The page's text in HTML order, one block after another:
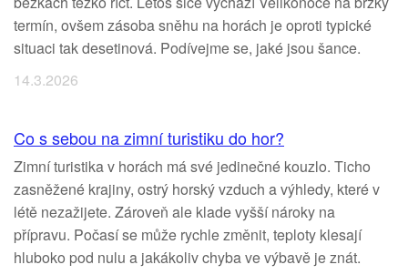
termín, ovšem zásoba sněhu na horách je oproti typické
situaci tak desetinová. Podívejme se, jaké jsou šance.
14.3.2026
Co s sebou na zimní turistiku do hor?
Zimní turistika v horách má své jedinečné kouzlo. Ticho
zasněžené krajiny, ostrý horský vzduch a výhledy, které v
létě nezažijete. Zároveň ale klade vyšší nároky na
přípravu. Počasí se může rychle změnit, teploty klesají
hluboko pod nulu a jakákoliv chyba ve výbavě je znát.